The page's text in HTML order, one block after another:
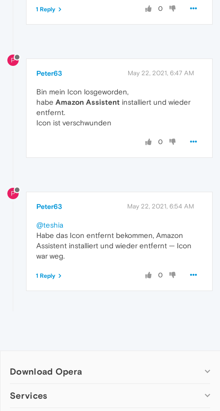
0
1 Reply
P
Peter63 May 22, 2021, 6:47 AM
Bin mein Icon losgeworden,
habe Amazon Assistent installiert und wieder
entfernt.
Icon ist verschwunden
0
P
Peter63 May 22, 2021, 6:54 AM
@teshia
Habe das Icon entfernt bekommen, Amazon
Assistent installiert und wieder entfernt — Icon
war weg.
0
1 Reply
Download Opera
Computer browsers
Services